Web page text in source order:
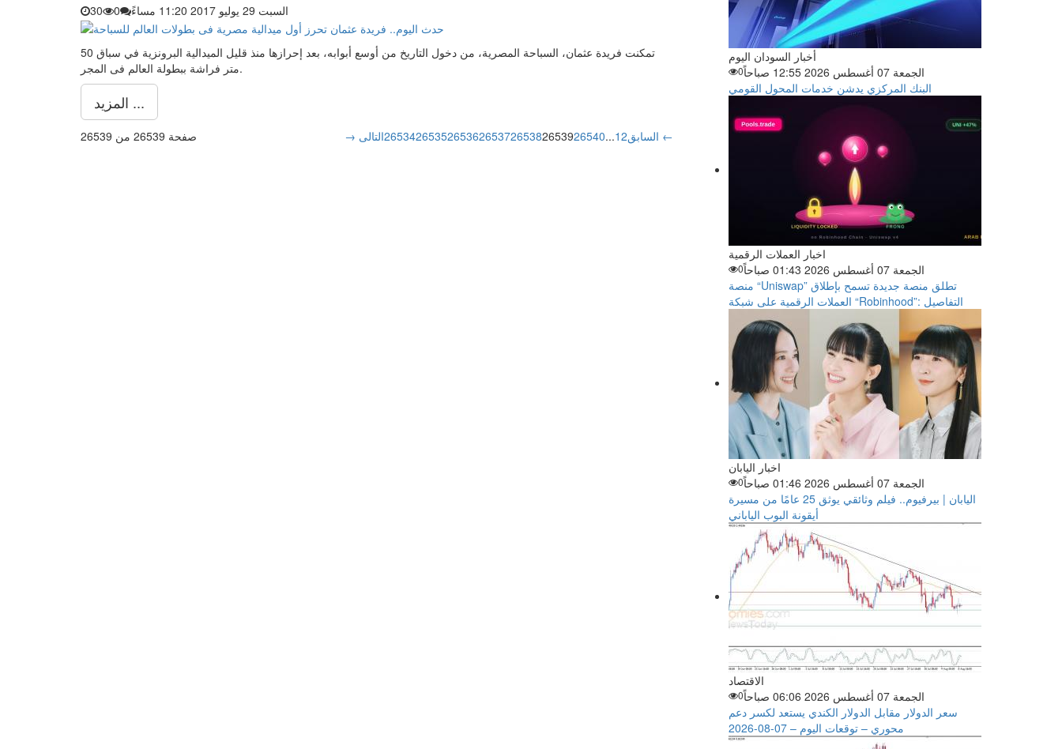
السبت 29 يوليو 2017 11:20 مساءً 0
30
تمكنت فريدة عثمان، السباحة المصرية، من دخول التاريخ من أوسع أبوابه، بعد إحرازها منذ قليل الميدالية البرونزية في سباق 50
متر فراشة ببطولة العالم فى المجر.
المزيد ...
→ السابق 12
...
26534265352653626537265382653926540 التالى ← صفحة 26539 من 26539
أخبار السودان اليوم
الجمعة 07 أغسطس 2026 12:55 صباحاً
0
البنك المركزي يدشن خدمات المحول القومي
اخبار العملات الرقمية
الجمعة 07 أغسطس 2026 01:43 صباحاً
0
منصة “Uniswap” تطلق منصة جديدة تسمح بإطلاق
العملات الرقمية على شبكة “Robinhood”: التفاصيل
اخبار اليابان
الجمعة 07 أغسطس 2026 01:46 صباحاً
0
اليابان | بيرفيوم.. فيلم وثائقي يوثق 25 عامًا من مسيرة
أيقونة البوب الياباني
الاقتصاد
الجمعة 07 أغسطس 2026 06:06 صباحاً
0
سعر الدولار مقابل الدولار الكندي يستعد لكسر دعم
محوري – توقعات اليوم – 07-08-2026